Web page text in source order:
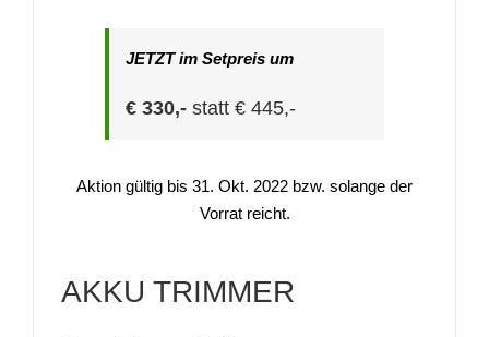
JETZT im Setpreis um
€ 330,- statt € 445,-
Aktion gültig bis 31. Okt. 2022 bzw. solange der
Vorrat reicht.
AKKU TRIMMER